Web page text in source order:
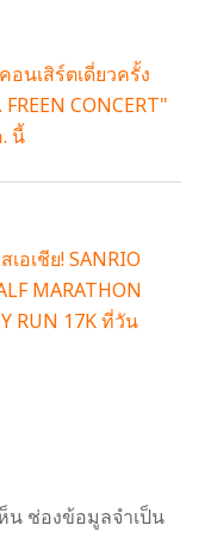
นเสิร์ตเดี่ยวครั้ง
CONCERT"
นี้
อเชีย! SANRIO
MARATHON
RUN 17K ที่วัน
น ช่องข้อมูลจำเป็น